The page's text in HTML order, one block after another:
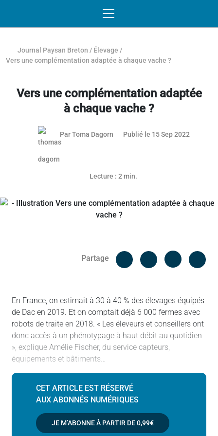
Journal Paysan Breton / Élevage /
Vers une complémentation adaptée à chaque vache ?
Vers une complémentation adaptée
à chaque vache ?
Article réservé aux abonnés
ParToma Dagorn Publié le 15 Sep 2022
Lecture : 2 min.
Partage
Facebook
En France, on estimait à 30 à 40 % des élevages équipés
de Dac en 2019. Et on comptait déjà 6 000 fermes avec
robots de traite en 2018. « Les éleveurs et conseillers ont
donc accès à un phénotypage à haut débit au quotidien
», explique Amélie Fischer, du service capteurs,
équipements et bâtiments…
CET ARTICLE EST RÉSERVÉ
AUX ABONNÉS NUMÉRIQUES
JE M’ABONNE À PARTIR DE0,99€